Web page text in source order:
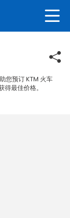
您预订 KTM 火车
最佳价格。